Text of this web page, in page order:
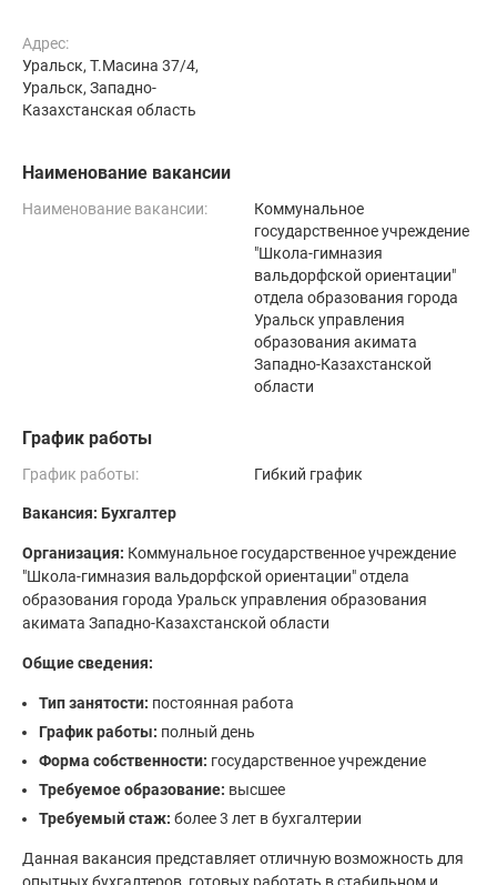
Адрес:
Уральск, Т.Масина 37/4,
Уральск, Западно-
Казахстанская область
Наименование вакансии
Наименование вакансии:
Коммунальное
государственное учреждение
"Школа-гимназия
вальдорфской ориентации"
отдела образования города
Уральск управления
образования акимата
Западно-Казахстанской
области
График работы
График работы: Гибкий график
Вакансия: Бухгалтер
Организация: Коммунальное государственное учреждение
"Школа-гимназия вальдорфской ориентации" отдела
образования города Уральск управления образования
акимата Западно-Казахстанской области
Общие сведения:
Тип занятости: постоянная работа
График работы: полный день
Форма собственности: государственное учреждение
Требуемое образование: высшее
Требуемый стаж: более 3 лет в бухгалтерии
Данная вакансия представляет отличную возможность для